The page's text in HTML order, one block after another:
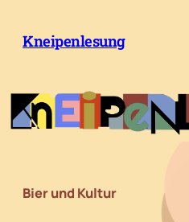
Inhalt
springen
Kneipenlesung
Bier und Kultur